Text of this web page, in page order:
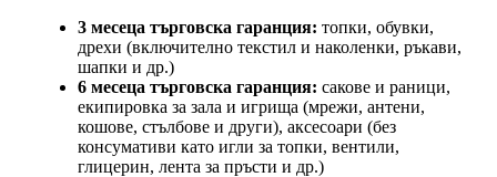
3 месеца търговска гаранция: топки, обувки,
дрехи (включително текстил и наколенки, ръкави,
шапки и др.)
6 месеца търговска гаранция: сакове и раници,
екипировка за зала и игрища (мрежи, антени,
кошове, стълбове и други), аксесоари (без
консумативи като игли за топки, вентили,
глицерин, лента за пръсти и др.)